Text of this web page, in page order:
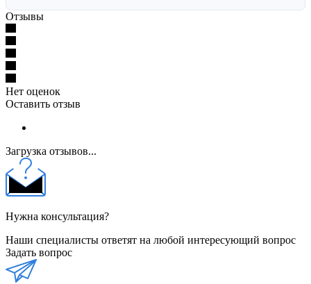
Отзывы
Нет оценок
Оставить отзыв
Загрузка отзывов...
Нужна консультация?
Наши специалисты ответят на любой интересующий вопрос
Задать вопрос